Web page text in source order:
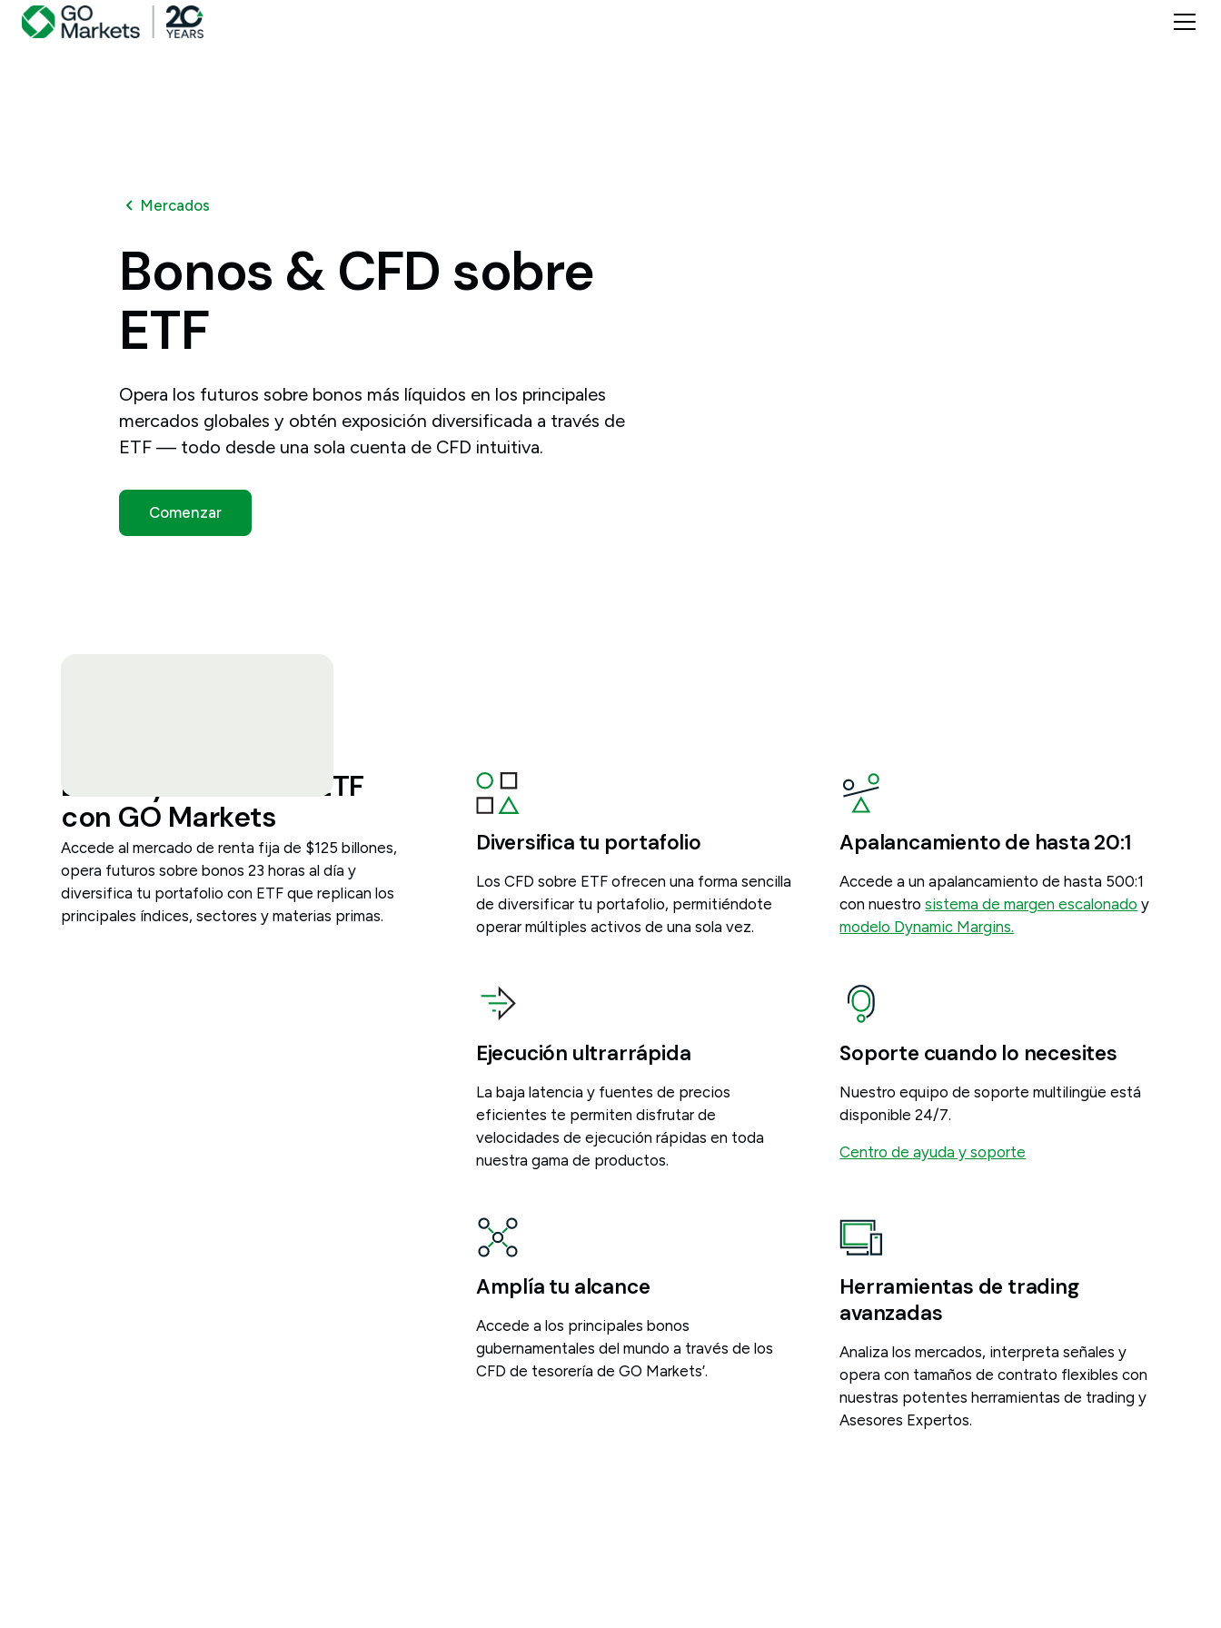
Mercados
Bonos & CFD sobre
ETF
Opera los futuros sobre bonos más líquidos en los principales
mercados globales y obtén exposición diversificada a través de
ETF — todo desde una sola cuenta de CFD intuitiva.
Comenzar
Bonos y CFD sobre ETF
con GO Markets
Accede al mercado de renta fija de $125 billones,
opera futuros sobre bonos 23 horas al día y
diversifica tu portafolio con ETF que replican los
principales índices, sectores y materias primas.
Diversifica tu portafolio
Los CFD sobre ETF ofrecen una forma sencilla
de diversificar tu portafolio, permitiéndote
operar múltiples activos de una sola vez.
Apalancamiento de hasta 20:1
Accede a un apalancamiento de hasta 500:1
con nuestrosistema de margen escalonado y
modelo Dynamic Margins.
Ejecución ultrarrápida
La baja latencia y fuentes de precios
eficientes te permiten disfrutar de
velocidades de ejecución rápidas en toda
nuestra gama de productos.
Soporte cuando lo necesites
Nuestro equipo de soporte multilingüe está
disponible 24/7.
Centro de ayuda y soporte
Amplía tu alcance
Accede a los principales bonos
gubernamentales del mundo a través de los
CFD de tesorería de GO Markets’.
Herramientas de trading
avanzadas
Analiza los mercados, interpreta señales y
opera con tamaños de contrato flexibles con
nuestras potentes herramientas de trading y
Asesores Expertos.